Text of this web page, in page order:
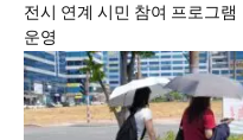
전시 연계 시민 참여 프로그램
운영